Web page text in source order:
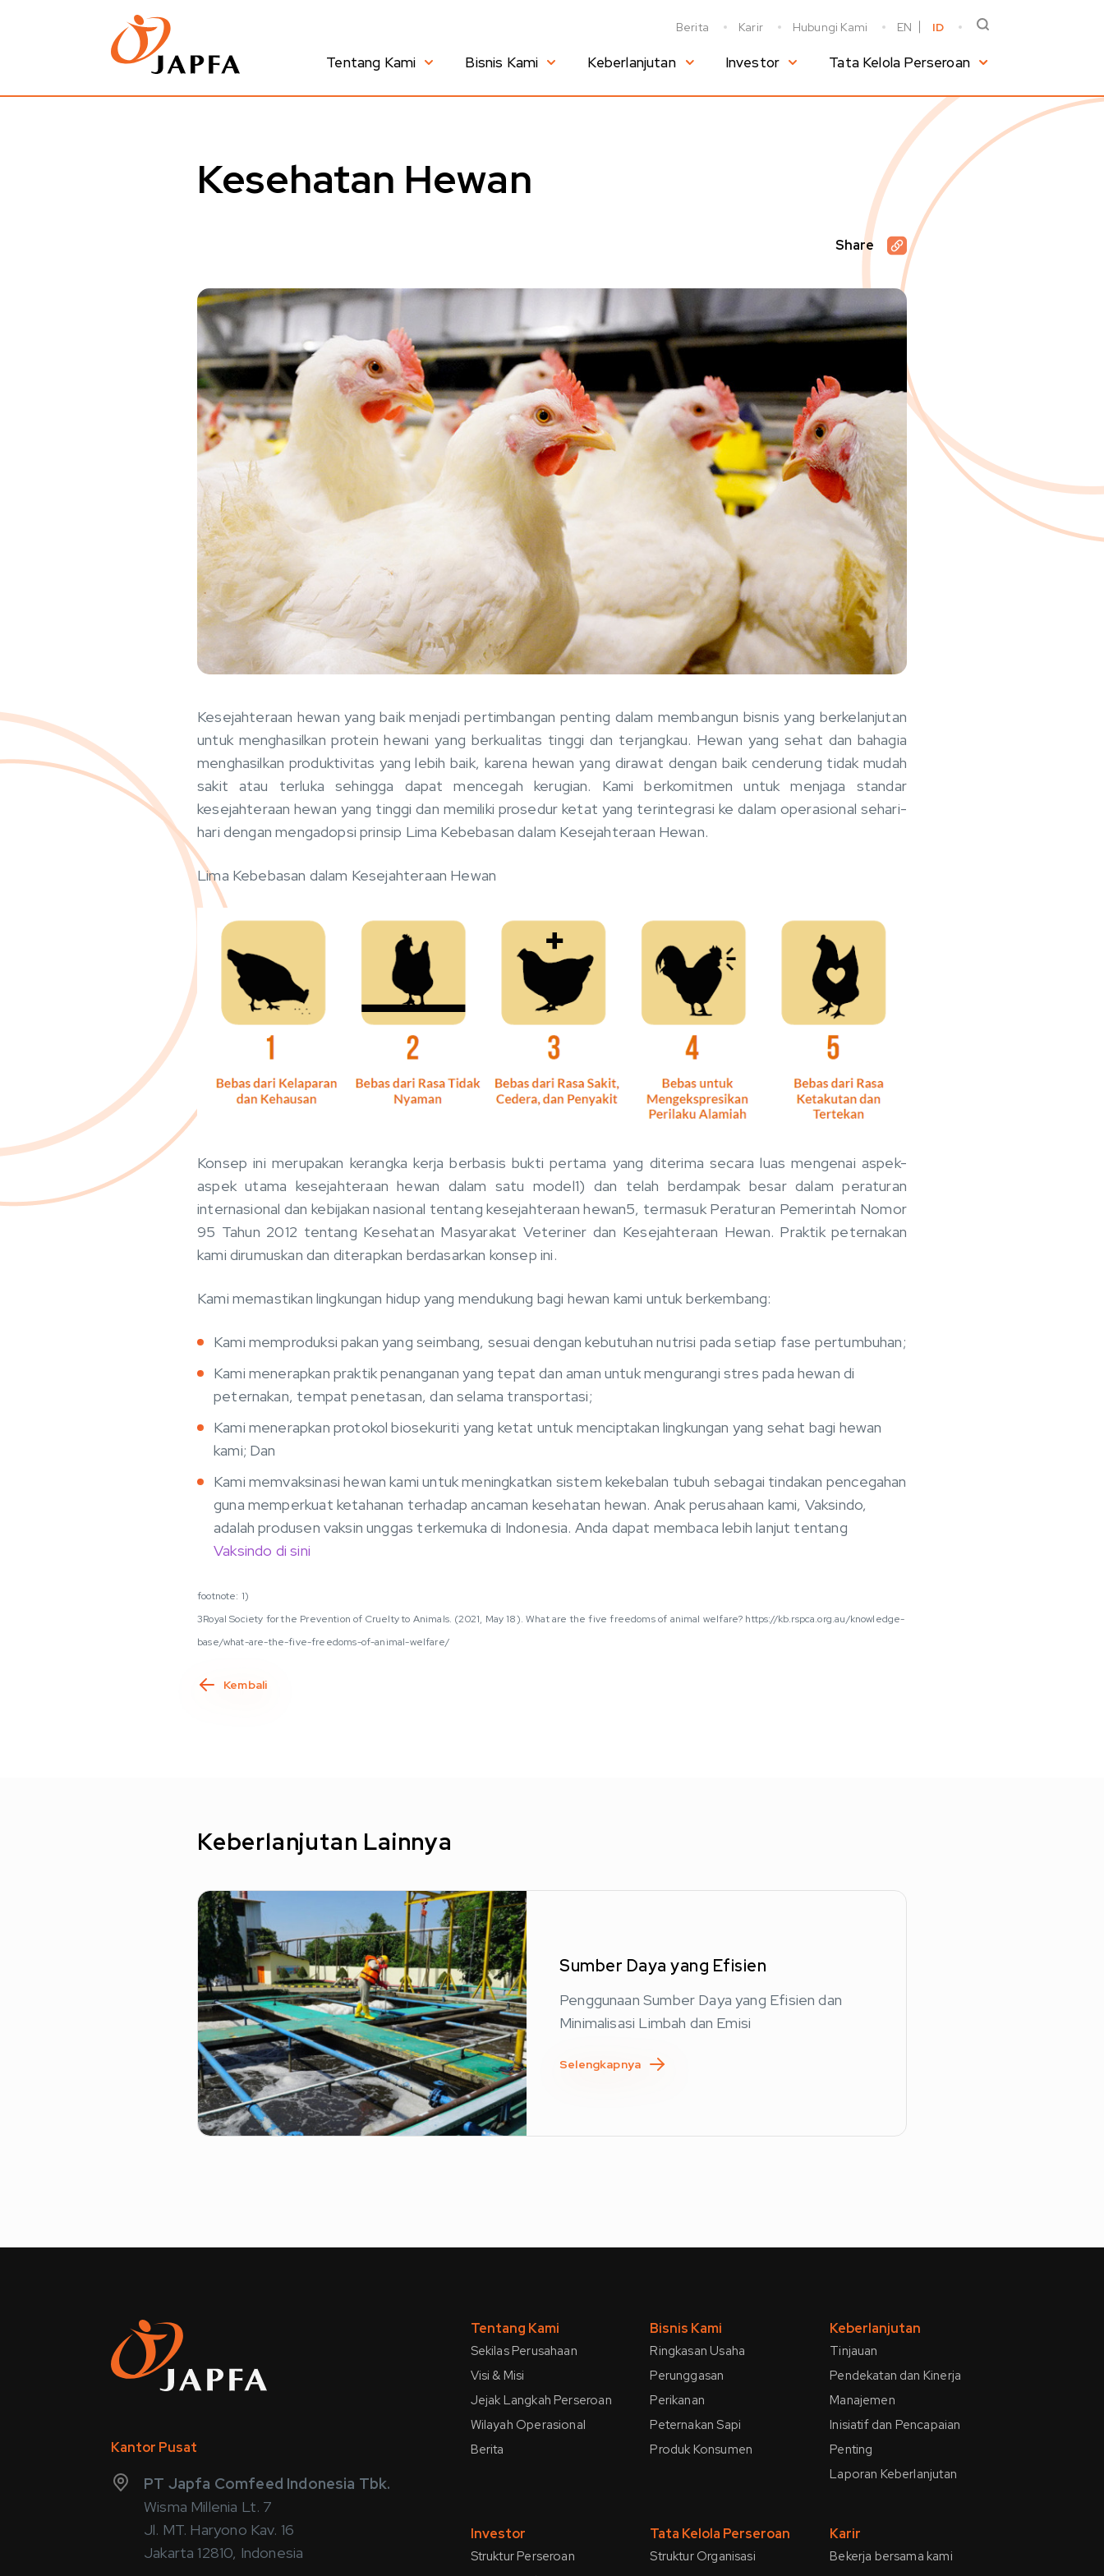
Berita Karir Hubungi Kami EN ID
Tentang Kami Bisnis Kami Keberlanjutan Investor Tata Kelola Perseroan
Kesehatan Hewan
Share
Kesejahteraan hewan yang baik menjadi pertimbangan penting dalam membangun bisnis yang berkelanjutan
untuk menghasilkan protein hewani yang berkualitas tinggi dan terjangkau. Hewan yang sehat dan bahagia
menghasilkan produktivitas yang lebih baik, karena hewan yang dirawat dengan baik cenderung tidak mudah
sakit atau terluka sehingga dapat mencegah kerugian. Kami berkomitmen untuk menjaga standar
kesejahteraan hewan yang tinggi dan memiliki prosedur ketat yang terintegrasi ke dalam operasional sehari-
hari dengan mengadopsi prinsip Lima Kebebasan dalam Kesejahteraan Hewan.
Lima Kebebasan dalam Kesejahteraan Hewan
Konsep ini merupakan kerangka kerja berbasis bukti pertama yang diterima secara luas mengenai aspek-
aspek utama kesejahteraan hewan dalam satu model1) dan telah berdampak besar dalam peraturan
internasional dan kebijakan nasional tentang kesejahteraan hewan5, termasuk Peraturan Pemerintah Nomor
95 Tahun 2012 tentang Kesehatan Masyarakat Veteriner dan Kesejahteraan Hewan. Praktik peternakan
kami dirumuskan dan diterapkan berdasarkan konsep ini.
Kami memastikan lingkungan hidup yang mendukung bagi hewan kami untuk berkembang:
Kami memproduksi pakan yang seimbang, sesuai dengan kebutuhan nutrisi pada setiap fase pertumbuhan;
Kami menerapkan praktik penanganan yang tepat dan aman untuk mengurangi stres pada hewan di
peternakan, tempat penetasan, dan selama transportasi;
Kami menerapkan protokol biosekuriti yang ketat untuk menciptakan lingkungan yang sehat bagi hewan
kami; Dan
Kami memvaksinasi hewan kami untuk meningkatkan sistem kekebalan tubuh sebagai tindakan pencegahan
guna memperkuat ketahanan terhadap ancaman kesehatan hewan. Anak perusahaan kami, Vaksindo,
adalah produsen vaksin unggas terkemuka di Indonesia. Anda dapat membaca lebih lanjut tentang
Vaksindo di sini
footnote: 1)
3Royal Society for the Prevention of Cruelty to Animals. (2021, May 18). What are the five freedoms of animal welfare? https://kb.rspca.org.au/knowledge-
base/what-are-the-five-freedoms-of-animal-welfare/
Kembali
Keberlanjutan Lainnya
Sumber Daya yang Efisien
Penggunaan Sumber Daya yang Efisien dan
Minimalisasi Limbah dan Emisi
Selengkapnya
Kantor Pusat
PT Japfa Comfeed Indonesia Tbk.
Wisma Millenia Lt. 7
Jl. MT. Haryono Kav. 16
Jakarta 12810, Indonesia
Tentang Kami
Sekilas Perusahaan
Visi & Misi
Jejak Langkah Perseroan
Wilayah Operasional
Berita
Bisnis Kami
Ringkasan Usaha
Perunggasan
Perikanan
Peternakan Sapi
Produk Konsumen
Keberlanjutan
Tinjauan
Pendekatan dan Kinerja
Manajemen
Inisiatif dan Pencapaian
Penting
Laporan Keberlanjutan
Investor
Struktur Perseroan
Tata Kelola Perseroan
Struktur Organisasi
Karir
Bekerja bersama kami